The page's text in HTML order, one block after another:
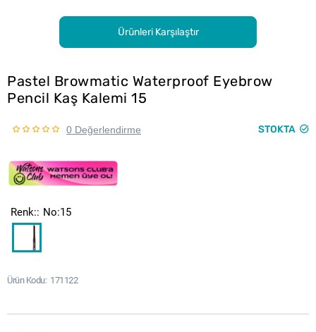
Ürünleri Karşılaştır
Pastel Browmatic Waterproof Eyebrow
Pencil Kaş Kalemi 15
0 Değerlendirme STOKTA
Ürün Kodu 171122
Renk: No:15